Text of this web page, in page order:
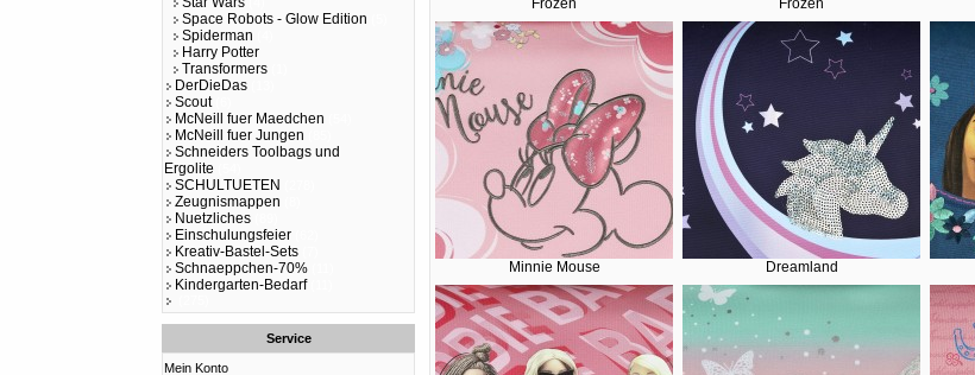
Space Robots - Glow Edition
Spiderman
Harry Potter
Transformers
DerDieDas
Scout(6)
McNeill fuer Maedchen
McNeill fuer Jungen
Schneiders Toolbags und
Ergolite
SCHULTUETEN
Zeugnismappen
Nuetzliches
Einschulungsfeier
Kreativ-Bastel-Sets
Schnaeppchen-70%
Kindergarten-Bedarf(11)
Service
Mein Konto
Frozen Frozen
Minnie Mouse Dreamland